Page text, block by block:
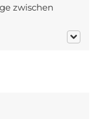
zwischen